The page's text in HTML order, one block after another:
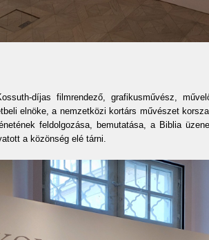
díjas filmrendező, grafikusművész,
elnöke, a nemzetközi kortárs művészet
feldolgozása, bemutatása, a Biblia
a közönség elé tárni.